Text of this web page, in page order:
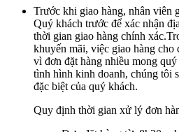
Trước khi giao hàng, nhân viên
Quý khách trước để xác nhận
thời gian giao hàng chính
khuyến mãi, việc giao hàng cho
vì đơn đặt hàng nhiều mong
tình hình kinh doanh, chúng tôi
đặc biệt của quý khách.
Quy định thời gian xử lý đơn